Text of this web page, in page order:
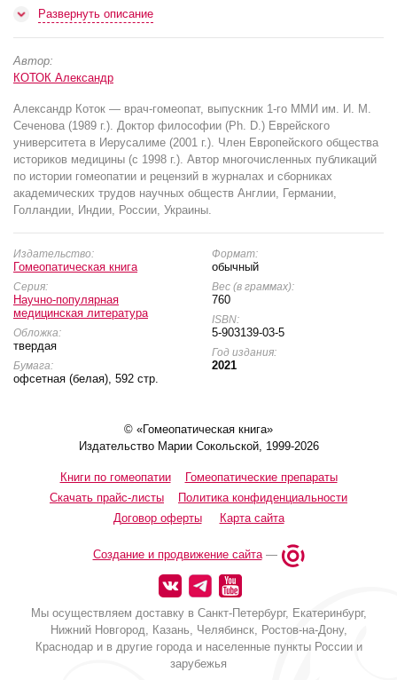
Развернуть описание
Автор:
КОТОК Александр
Александр Коток — врач-гомеопат, выпускник 1-го ММИ им. И. М.
Сеченова (1989 г.). Доктор философии (Ph. D.) Еврейского
университета в Иерусалиме (2001 г.). Член Европейского общества
историков медицины (с 1998 г.). Автор многочисленных публикаций
по истории гомеопатии и рецензий в журналах и сборниках
академических трудов научных обществ Англии, Германии,
Голландии, Индии, России, Украины.
Издательство:
Гомеопатическая книга
Серия:
Научно-популярная
медицинская литература
Обложка:
твердая
Бумага:
офсетная (белая), 592 стр.
Формат:
обычный
Вес (в граммах):
760
ISBN:
5-903139-03-5
Год издания:
2021
© «Гомеопатическая книга»
Издательство Марии Сокольской, 1999-2026
Книги по гомеопатии
Гомеопатические препараты
Скачать прайс-листы
Политика конфиденциальности
Договор оферты
Карта сайта
Создание и продвижение сайта—
Мы осуществляем доставку в Санкт-Петербург, Екатеринбург,
Нижний Новгород, Казань, Челябинск, Ростов-на-Дону,
Краснодар и в другие города и населенные пункты России и
зарубежья